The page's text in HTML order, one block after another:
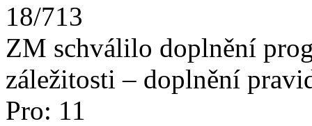
18/713
ZM schválilo doplnění
záležitosti – doplnění
Pro: 11